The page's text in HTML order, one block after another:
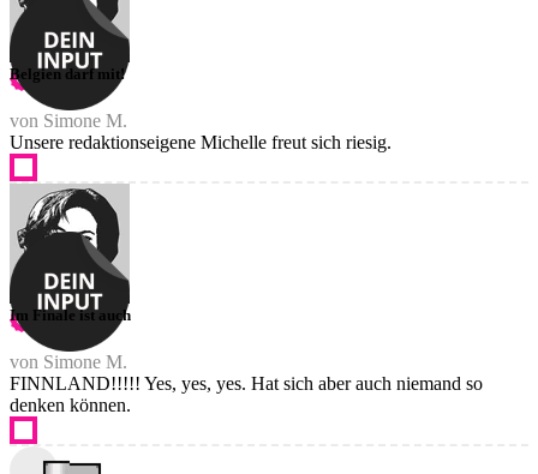
Belgien darf mit!
von Simone M.
Unsere redaktionseigene Michelle freut sich riesig.
Im Finale ist auch
von Simone M.
FINNLAND!!!!! Yes, yes, yes. Hat sich aber auch niemand so
denken können.